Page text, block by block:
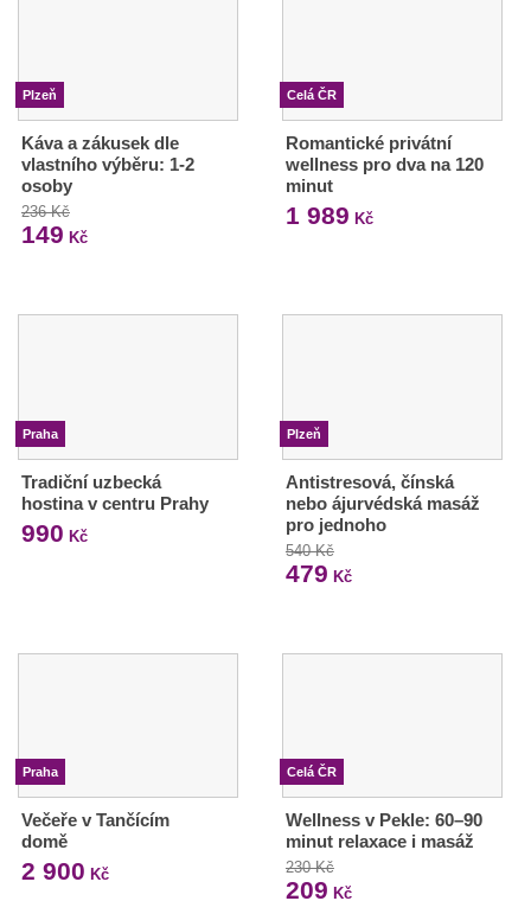
Plzeň
Káva a zákusek dle
vlastního výběru: 1-2
osoby
236 Kč
149 Kč
Celá ČR
Romantické privátní
wellness pro dva na 120
minut
1 989 Kč
Praha
Tradiční uzbecká
hostina v centru Prahy
990 Kč
Plzeň
Antistresová, čínská
nebo ájurvédská masáž
pro jednoho
540 Kč
479 Kč
Praha
Večeře v Tančícím
domě
2 900 Kč
Celá ČR
Wellness v Pekle: 60–90
minut relaxace i masáž
230 Kč
209 Kč